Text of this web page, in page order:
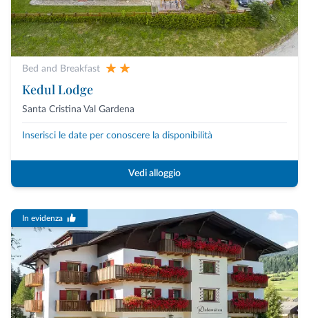
Bed and Breakfast
Kedul Lodge
Santa Cristina Val Gardena
Inserisci le date per conoscere la disponibilità
Vedi alloggio
In evidenza